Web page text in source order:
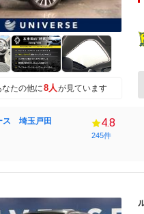
なたの他に8人 が見ています
ス 埼玉戸田 4.8
245件